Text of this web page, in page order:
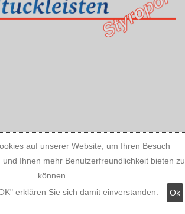
auf unserer Website, um Ihren Besuch
Ihnen mehr Benutzerfreundlichkeit bieten zu
können.
erklären Sie sich damit einverstanden.
Ok